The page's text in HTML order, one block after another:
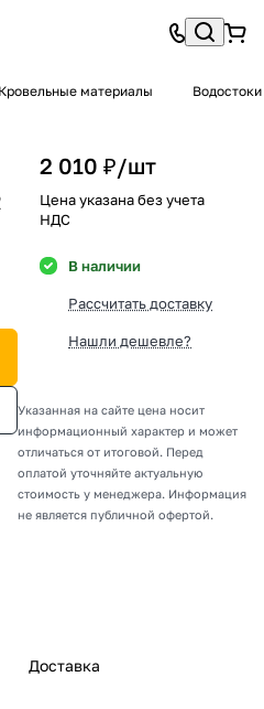
Кровельные материалы Водостоки
2 010 ₽/шт
Цена указана без учета
НДС
В наличии
Рассчитать доставку
Нашли дешевле?
Указанная на сайте цена носит
информационный характер и может
отличаться от итоговой. Перед
оплатой уточняйте актуальную
стоимость у менеджера. Информация
не является публичной офертой.
Доставка